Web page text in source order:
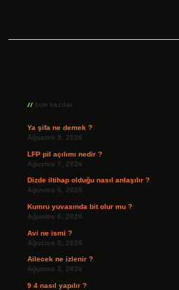
Son Yazılar
Ya şifa ne demek ?
Ağustos 9, 2026
LFP pil açılımı nedir ?
Ağustos 7, 2026
Dizde iltihap olduğu nasıl anlaşılır ?
Ağustos 6, 2026
Kumru yuvasında bit olur mu ?
Ağustos 6, 2026
Avi ne ismi ?
Ağustos 5, 2026
Ailecek ne izlenir ?
Ağustos 3, 2026
9 4 nasıl yapılır ?